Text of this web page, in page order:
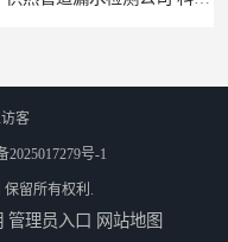
客
2025017279号-1
保留所有权利.
管理员入口 网站地图